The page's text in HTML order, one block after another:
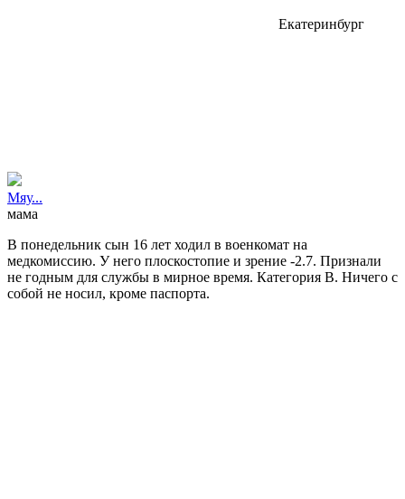
Екатеринбург
Мяу...
мама
В понедельник сын 16 лет ходил в военкомат на
медкомиссию. У него плоскостопие и зрение -2.7. Признали
не годным для службы в мирное время. Категория В. Ничего с
собой не носил, кроме паспорта.